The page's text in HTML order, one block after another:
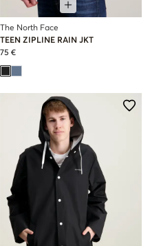
The North Face
TEEN ZIPLINE RAIN JKT
75 €